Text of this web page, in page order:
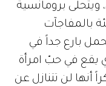
برومانسية
بالمفاجآت
بارع جداً في
يقع في حبّ امرأة
أنها لن تتنازل عن